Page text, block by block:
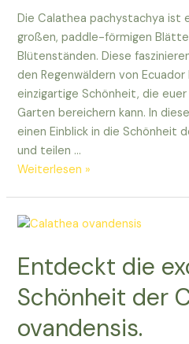
Die Calathea pachystachya
großen, paddle-förmigen
Blütenständen. Diese
den Regenwäldern von
einzigartige Schönheit, die
Garten bereichern kann. In
einen Einblick in die Schönheit
und teilen …
Entdeckt
der
pachystachya
ein
Einblick!
Weiterlesen »
Entdeckt die
Schönheit der
ovandensis.